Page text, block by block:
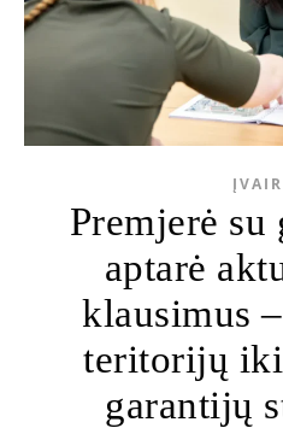
Premjerė
aptarė
klausimus
teritorijų
garantijų